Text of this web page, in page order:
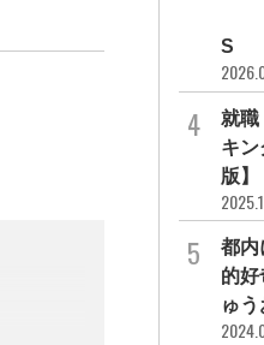
10
S
就職
キ
版】
都内
的好
ゅ